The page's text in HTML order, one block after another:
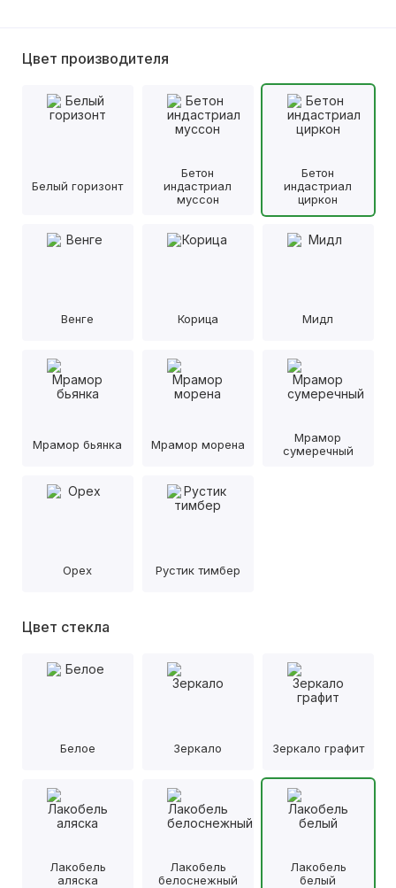
Цвет производителя
Белый горизонт
Бетон
индастриал
муссон
Бетон
индастриал
циркон
Венге Корица Мидл
Мрамор бьянка Мрамор морена
Мрамор
сумеречный
Орех Рустик тимбер
Цвет стекла
Белое Зеркало Зеркало графит
Лакобель
аляска
Лакобель
белоснежный
Лакобель
белый